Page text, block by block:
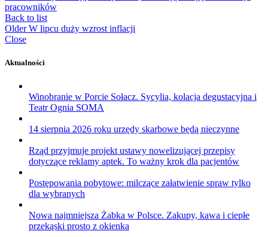
pracowników
Back to list
Older W lipcu duży wzrost inflacji
Close
Aktualności
Winobranie w Porcie Sołacz. Sycylia, kolacja degustacyjna i
Teatr Ognia SOMA
14 sierpnia 2026 roku urzędy skarbowe będą nieczynne
Rząd przyjmuje projekt ustawy nowelizującej przepisy
dotyczące reklamy aptek. To ważny krok dla pacjentów
Postępowania pobytowe: milczące załatwienie spraw tylko
dla wybranych
Nowa najmniejsza Żabka w Polsce. Zakupy, kawa i ciepłe
przekąski prosto z okienka